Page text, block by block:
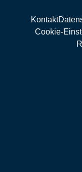
Kontakt
Cookie-